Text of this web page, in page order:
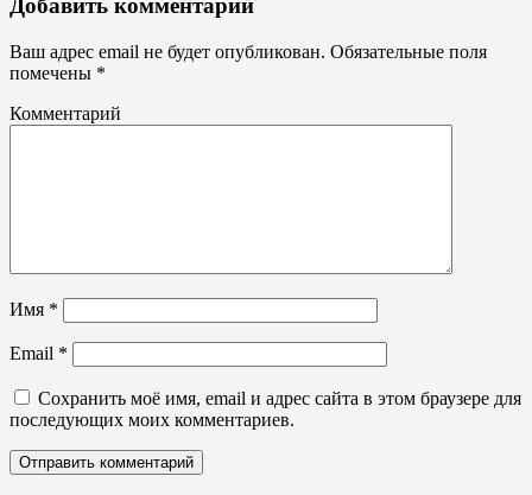
Добавить комментарий
Ваш адрес email не будет опубликован. Обязательные поля
помечены *
Комментарий
Имя *
Email *
Сохранить моё имя, email и адрес сайта в этом браузере для
последующих моих комментариев.